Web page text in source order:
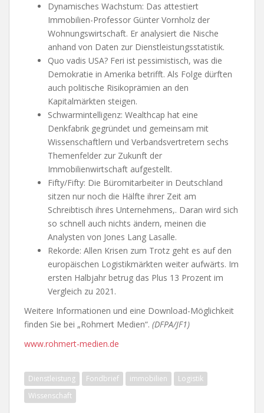
Dynamisches Wachstum: Das attestiert
Immobilien-Professor Günter Vornholz der
Wohnungswirtschaft. Er analysiert die Nische
anhand von Daten zur Dienstleistungsstatistik.
Quo vadis USA? Feri ist pessimistisch, was die
Demokratie in Amerika betrifft. Als Folge dürften
auch politische Risikoprämien an den
Kapitalmärkten steigen.
Schwarmintelligenz: Wealthcap hat eine
Denkfabrik gegründet und gemeinsam mit
Wissenschaftlern und Verbandsvertretern sechs
Themenfelder zur Zukunft der
Immobilienwirtschaft aufgestellt.
Fifty/Fifty: Die Büromitarbeiter in Deutschland
sitzen nur noch die Hälfte ihrer Zeit am
Schreibtisch ihres Unternehmens,. Daran wird sich
so schnell auch nichts ändern, meinen die
Analysten von Jones Lang Lasalle.
Rekorde: Allen Krisen zum Trotz geht es auf den
europäischen Logistikmärkten weiter aufwärts. Im
ersten Halbjahr betrug das Plus 13 Prozent im
Vergleich zu 2021.
Weitere Informationen und eine Download-Möglichkeit
finden Sie bei „Rohmert Medien“. (DFPA/JF1)
www.rohmert-medien.de
Dienstleistung Fondbrief immobilien
Logistik
Wissenschaft